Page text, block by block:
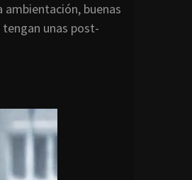
buenas
unas post-